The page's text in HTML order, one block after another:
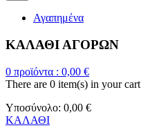
Αγαπημένα
ΚΑΛΑΘΙ ΑΓΟΡΩΝ
0 προϊόντα : 0,00 €
There are 0 item(s) in your cart
Υποσύνολο: 0,00 €
ΚΑΛΑΘΙ